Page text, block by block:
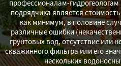
профессионалам-
подрядчика является
как минимум, в половине
различные ошибки
грунтовых вод, отсутствие или
скважинного фильтра или его
нескольких